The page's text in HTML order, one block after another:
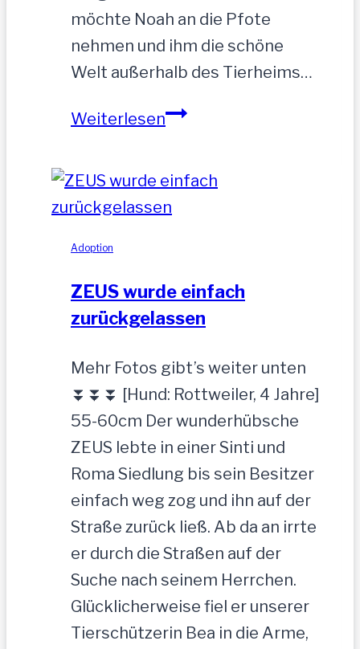
möchte Noah an die Pfote
nehmen und ihm die schöne
Welt außerhalb des Tierheims…
WeiterlesenNOAH-
Rüde,
35
Adoption
ZEUS wurde einfach
zurückgelassen
Mehr Fotos gibt’s weiter unten
⏬⏬⏬ [Hund: Rottweiler, 4 Jahre]
55-60cm Der wunderhübsche
ZEUS lebte in einer Sinti und
Roma Siedlung bis sein Besitzer
einfach weg zog und ihn auf der
Straße zurück ließ. Ab da an irrte
er durch die Straßen auf der
Suche nach seinem Herrchen.
Glücklicherweise fiel er unserer
Tierschützerin Bea in die Arme,